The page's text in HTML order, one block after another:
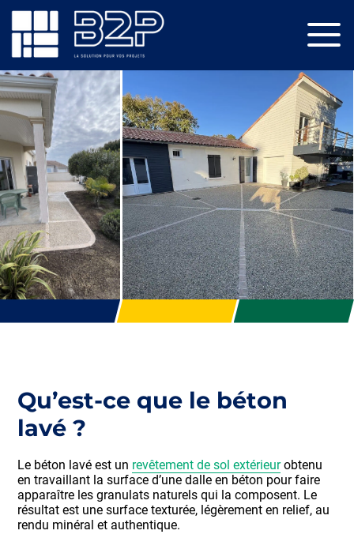
Qu’est-ce que le béton
lavé ?
Le béton lavé est un revêtement de sol extérieurobtenu
en travaillant la surface d’une dalle en béton pour faire
apparaître les granulats naturels qui la composent. Le
résultat est une surface texturée, légèrement en relief, au
rendu minéral et authentique.